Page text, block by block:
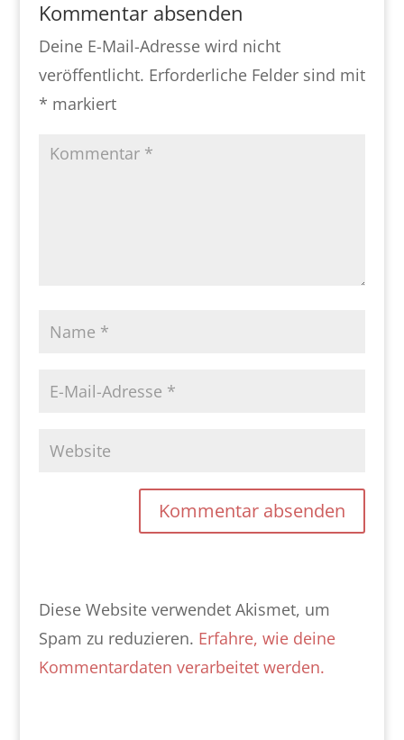
Kommentar absenden
Deine E-Mail-Adresse wird nicht
veröffentlicht. Erforderliche Felder sind mit
* markiert
Diese Website verwendet Akismet, um
Spam zu reduzieren. Erfahre, wie deine
Kommentardaten verarbeitet werden.